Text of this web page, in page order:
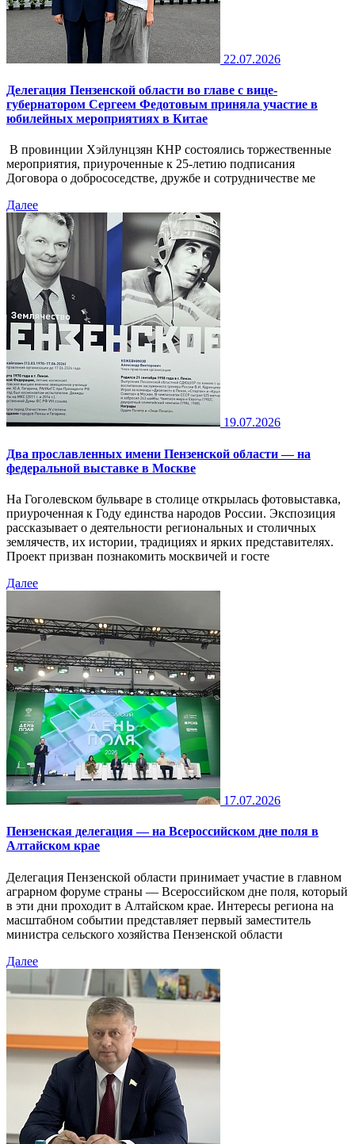
22.07.2026
Делегация Пензенской области во главе с вице-
губернатором Сергеем Федотовым приняла участие в
юбилейных мероприятиях в Китае
В провинции Хэйлунцзян КНР состоялись торжественные
мероприятия, приуроченные к 25-летию подписания
Договора о добрососедстве, дружбе и сотрудничестве ме
Далее
19.07.2026
Два прославленных имени Пензенской области — на
федеральной выставке в Москве
На Гоголевском бульваре в столице открылась фотовыставка,
приуроченная к Году единства народов России. Экспозиция
рассказывает о деятельности региональных и столичных
землячеств, их истории, традициях и ярких представителях.
Проект призван познакомить москвичей и госте
Далее
17.07.2026
Пензенская делегация — на Всероссийском дне поля в
Алтайском крае
Делегация Пензенской области принимает участие в главном
аграрном форуме страны — Всероссийском дне поля, который
в эти дни проходит в Алтайском крае. Интересы региона на
масштабном событии представляет первый заместитель
министра сельского хозяйства Пензенской области
Далее